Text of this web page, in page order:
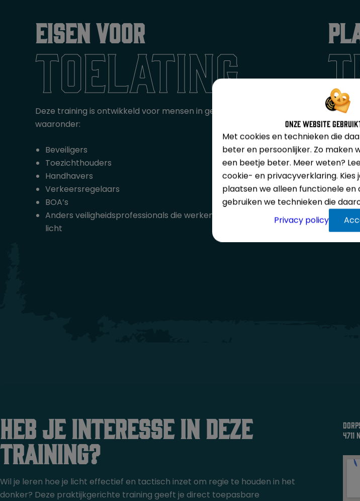
Eisen voor
toelating
Deze training is ontwikkeld voor mensen in geüniformeerde beroepen,
waaronder:
Beveiligers
Toezichthouders
Handhavers
Verkeersregelaars
BOA’s
Anders veiligheidsprofessionals die werken in situaties met weinig
licht
Duur:
Heb je interesse in deze
training?
Wil je leren hoe je licht effectief en tactisch inzet om regie te houden in het
donker? Deze praktijkgerichte training geeft je direct toepasbare
Onze website
Met cookies en technieken die
beter en persoonlijker. Zo maken
een beetje beter. Meer weten?
cookie- en privacyverklaring. Kies
plaatsen we alleen functionele en
gebruiken we technieken die
Privacy policy